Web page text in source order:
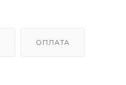
ОПЛАТА